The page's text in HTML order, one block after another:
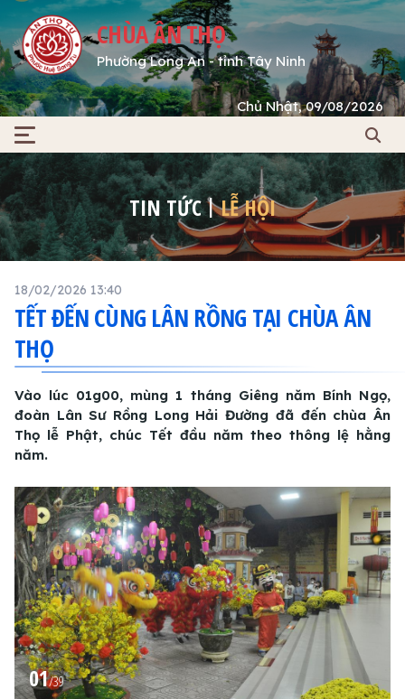
CHÙA ÂN THỌ
Phường Long An - tỉnh Tây Ninh
Chủ Nhật, 09/08/2026
TIN TỨC LỄ HỘI
18/02/2026 13:40
TẾT ĐẾN CÙNG LÂN RỒNG TẠI CHÙA ÂN
THỌ
Vào lúc 01g00, mùng 1 tháng Giêng năm Bính Ngọ,
đoàn Lân Sư Rồng Long Hải Đường đã đến chùa Ân
Thọ lễ Phật, chúc Tết đầu năm theo thông lệ hằng
năm.
01/39